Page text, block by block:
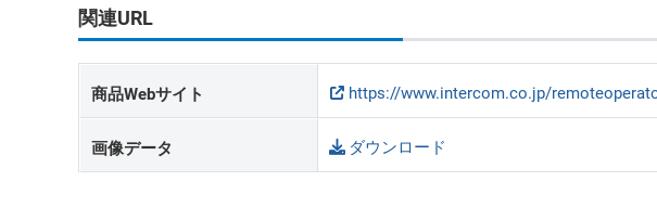
関連URL
商品Webサイト https://www.intercom.co.jp/
画像データ ダウンロード